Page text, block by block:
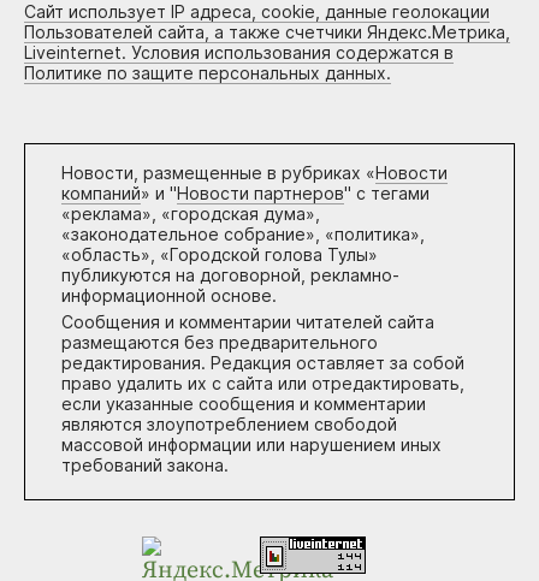
Сайт использует IP адреса, cookie, данные геолокации
Пользователей сайта, а также счетчики Яндекс.Метрика,
Liveinternet. Условия использования содержатся в
Политике по защите персональных данных.
Новости, размещенные в рубриках «Новости
компаний» и "Новости партнеров" с тегами
«реклама», «городская дума»,
«законодательное собрание», «политика»,
«область», «Городской голова Тулы»
публикуются на договорной, рекламно-
информационной основе.
Сообщения и комментарии читателей сайта
размещаются без предварительного
редактирования. Редакция оставляет за собой
право удалить их с сайта или отредактировать,
если указанные сообщения и комментарии
являются злоупотреблением свободой
массовой информации или нарушением иных
требований закона.